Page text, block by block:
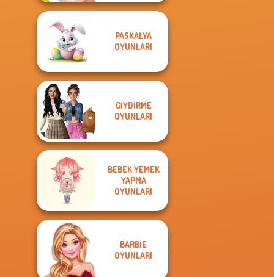
PASKALYA
OYUNLARI
GIYDIRME
OYUNLARI
BEBEK YEMEK
YAPMA
OYUNLARI
BARBIE
OYUNLARI